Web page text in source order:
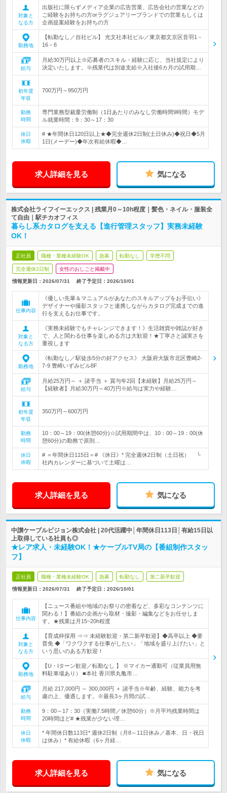
対象と
なる方
出版社に限らずメディア企業の広告営業、広告会社の営業などの
ご経験をお持ちの方orラグジュアリーブランドでの営業もしくは
企画提案経験をお持ちの方
勤務地
【転勤なし／自社ビル】 光文社本社ビル／東京都文京区音羽1－
16－6
給与
月給30万円以上※応募者のスキル・経験に応じ、当社規定により
決定いたします。※残業代は別途支給※入社後6カ月の試用期…
初年度
年収
700万円～950万円
勤務
時間
専門業務型裁量労働制（1日あたりのみなし労働時間9時間）モデ
ル就業時間：9：30～17：30
休日
休暇
# ★年間休日120日以上★◆完全週休2日制(土日休み)◆祝日◆5月
1日(メーデー)◆年次有給休暇◆…
求人詳細を見る 気になる
株式会社ライフイーエックス | 残業月0～10h程度｜髪色・ネイル・服装全
て自由｜駅チカオフィス
暮らし系カタログを支える【進行管理スタッフ】実務未経験
OK！
正社員 職種・業種未経験OK 急募 転勤なし 学歴不問
完全週休2日制 女性のおしごと掲載中
情報更新日：2026/07/31 終了予定日： 2026/10/01
仕事内容
《優しい先輩＆マニュアルがあなたのスキルアップをお手伝い》
デザイナーや撮影スタッフと連携しながらカタログ完成までの進
行を支えるお仕事です。
対象と
なる方
《実務未経験でもチャレンジできます！》生活雑貨や雑誌が好き
で、人と関わる仕事を楽しめる方は大歓迎！★丁寧さと誠実さを
重視します
勤務地
《転勤なし／駅徒歩5分の好アクセス》 大阪府大阪市北区豊崎2-
7-9 豊崎いずみビル8F
給与
月給25万円～ ＋ 諸手当 ＋ 賞与年2回【未経験】月給25万円～
【経験者】月給30万円～40万円※給与は実力や経験…
初年度
年収
350万円～600万円
勤務
時間
10：00～19：00(休憩60分)☆試用期間中は、10：00～19：00(休
憩60分)の勤務で原則…
休日
休暇
# ＝年間休日115日＝# 《休日》* 完全週休2日制（土日祝） └
社内カレンダーに基づいて土曜は…
求人詳細を見る 気になる
中讃ケーブルビジョン株式会社 | 20代活躍中│年間休日113日│有給15日以
上取得している社員も◎
★レア求人・未経験OK！★ケーブルTV局の【番組制作スタッ
フ】
正社員 職種・業種未経験OK 急募 転勤なし 第二新卒歓迎
情報更新日：2026/07/31 終了予定日： 2026/10/01
仕事内容
【ニュース番組や地域のお祭りの密着など、多彩なコンテンツに
関わる！】番組の企画から取材・撮影・編集などをお任せしま
す。★残業は月15~20h程度
対象と
なる方
【育成枠採用 ⇒⇒ 未経験歓迎・第二新卒歓迎】◆高卒以上 ◆要
普免 ◆「ワクワクする仕事がしたい」「地域を盛り上げたい」と
いう思いのある方歓迎！
勤務地
【U・Iターン歓迎／転勤なし 】 ※マイカー通勤可（従業員用無
料駐車場あり） ■本社 香川県丸亀市…
給与
月給 217,000円 ～ 300,000円 ＋ 諸手当※年齢、経験、能力を考
慮の上、優遇します。※最長3ヶ月間の試…
勤務
時間
9：00～17：30（実働7.5時間／休憩60分）※月平均残業時間は
20時間ほど# ★残業が少ない理…
休日
休暇
* 年間休日数113日* 週休2日制（月8～11日休み／基本、日・祝日
は休み）* 有給休暇（6ヶ月経…
求人詳細を見る 気になる